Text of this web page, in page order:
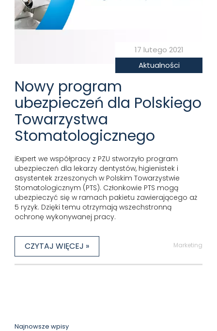
17 lutego 2021
Aktualności
Nowy program
ubezpieczeń dla Polskiego
Towarzystwa
Stomatologicznego
iExpert we współpracy z PZU stworzyło program
ubezpieczeń dla lekarzy dentystów, higienistek i
asystentek zrzeszonych w Polskim Towarzystwie
Stomatologicznym (PTS). Członkowie PTS mogą
ubezpieczyć się w ramach pakietu zawierającego aż
5 ryzyk. Dzięki temu otrzymają wszechstronną
ochronę wykonywanej pracy.
CZYTAJ WIĘCEJ » Marketing
Najnowsze wpisy